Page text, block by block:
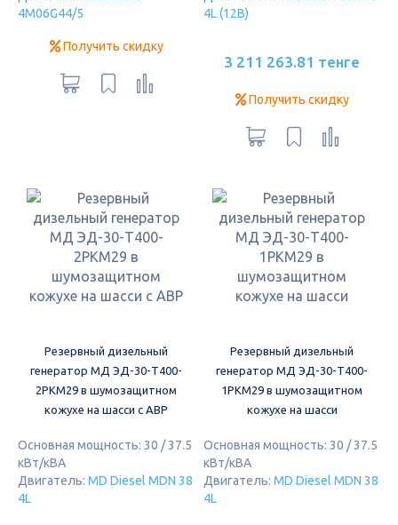
4M06G44/5
Получить скидку
4L (12B)
3 211 263.81 тенге
Получить скидку
Резервный дизельный
генератор МД ЭД-30-Т400-
2РКМ29 в шумозащитном
кожухе на шасси с АВР
Основная мощность: 30 / 37.5
кВт/кВА
Двигатель: MD Diesel MDN 38
4L
Резервный дизельный
генератор МД ЭД-30-Т400-
1РКМ29 в шумозащитном
кожухе на шасси
Основная мощность: 30 / 37.5
кВт/кВА
Двигатель: MD Diesel MDN 38
4L